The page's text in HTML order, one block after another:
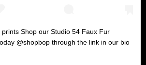
Shop our Studio 54 Faux Fur
@shopbop through the link in our bio